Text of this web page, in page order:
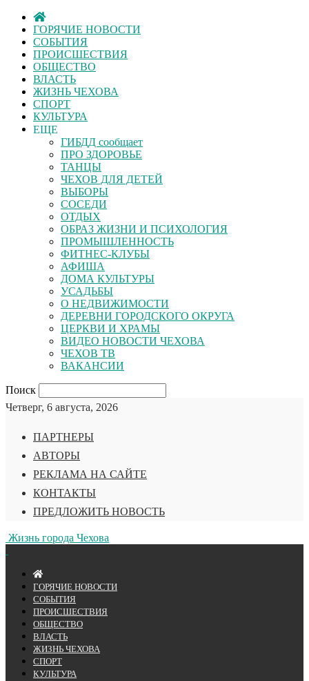
ГОРЯЧИЕ НОВОСТИ
СОБЫТИЯ
ПРОИСШЕСТВИЯ
ОБЩЕСТВО
ВЛАСТЬ
ЖИЗНЬ ЧЕХОВА
СПОРТ
КУЛЬТУРА
ЕЩЕ
ГИБДД сообщает
ПРО ЗДОРОВЬЕ
ТАНЦЫ
ЧЕХОВ ДЛЯ ДЕТЕЙ
ВЫБОРЫ
СОСЕДИ
ОТДЫХ
ОБРАЗ ЖИЗНИ И ПСИХОЛОГИЯ
ПРОМЫШЛЕННОСТЬ
ФИТНЕС-КЛУБЫ
АФИША
ДОМА КУЛЬТУРЫ
УСАДЬБЫ
О НЕДВИЖИМОСТИ
ДЕРЕВНИ ГОРОДСКОГО ОКРУГА
ЦЕРКВИ И ХРАМЫ
ВИДЕО НОВОСТИ ЧЕХОВА
ЧЕХОВ ТВ
ВАКАНСИИ
Поиск
Четверг, 6 августа, 2026
ПАРТНЕРЫ
АВТОРЫ
РЕКЛАМА НА САЙТЕ
КОНТАКТЫ
ПРЕДЛОЖИТЬ НОВОСТЬ
Жизнь города Чехова
ГОРЯЧИЕ НОВОСТИ
СОБЫТИЯ
ПРОИСШЕСТВИЯ
ОБЩЕСТВО
ВЛАСТЬ
ЖИЗНЬ ЧЕХОВА
СПОРТ
КУЛЬТУРА